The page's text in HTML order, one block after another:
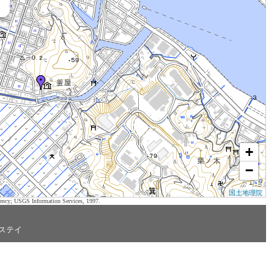
+
−
国土地理院
USGS Information Services, 1997.
テイ